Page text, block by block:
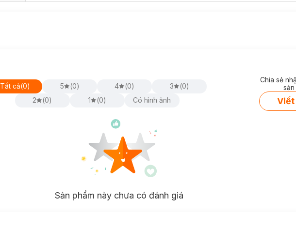
Tất cả(0) 5 (0) 4 (0) 3 (0)
2
(0) 1 (0) Có hình ảnh
Chia sẻ
Viết
Sản phẩm này chưa có đánh giá